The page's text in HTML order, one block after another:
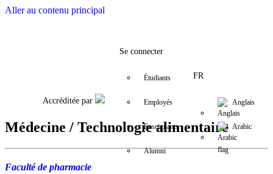
Aller au contenu principal
FacebookTwitter
Accréditée par
Se connecter
Étudiants
Employés
Enseignants
Alumni
FR
Anglais
Arabic
Médecine / Technologie alimentaire
Faculté de pharmacie